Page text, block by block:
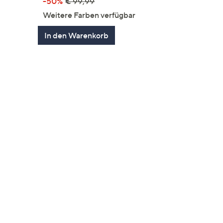
Weitere Farben verfügbar
In den Warenkorb